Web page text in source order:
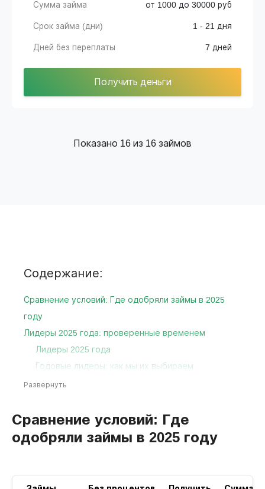
Сумма займа от 1000 до 30000 руб
Срок займа (дни) 1 - 21 дня
Дней без переплаты 7 дней
Получить деньги
Показано 16 из 16 займов
Содержание:
Сравнение условий: Где одобряли займы в 2025
году
Лидеры 2025 года: проверенные временем
Лидеры 2025 года
Годовые лидеры: как мы их выбираем
Проверенные лидеры рынка
Почему важна статистика за весь 2025 год?
Чем лидеры года отличаются от других МФО?
Развернуть
Сравнение условий: Где
одобряли займы в 2025 году